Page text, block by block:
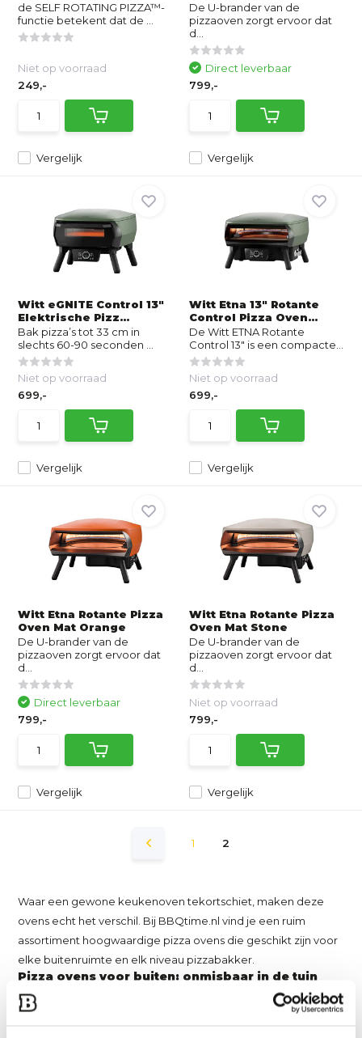
de SELF ROTATING PIZZA™-
functie betekent dat de ...
Vergelijk
Niet op voorraad
249,-
De U-brander van de
pizzaoven zorgt ervoor dat
d...
Vergelijk
Direct leverbaar
799,-
Witt eGNITE Control 13"
Elektrische Pizz...
Bak pizza’s tot 33 cm in
slechts 60-90 seconden ...
Vergelijk
Niet op voorraad
699,-
Witt Etna 13" Rotante
Control Pizza Oven...
De Witt ETNA Rotante
Control 13" is een compacte...
Vergelijk
Niet op voorraad
699,-
Witt Etna Rotante Pizza
Oven Mat Orange
De U-brander van de
pizzaoven zorgt ervoor dat
d...
Vergelijk
Direct leverbaar
799,-
Witt Etna Rotante Pizza
Oven Mat Stone
De U-brander van de
pizzaoven zorgt ervoor dat
d...
Vergelijk
Niet op voorraad
799,-
1 2
Waar een gewone keukenoven tekortschiet, maken deze
ovens echt het verschil. Bij BBQtime.nl vind je een ruim
assortiment hoogwaardige pizza ovens die geschikt zijn voor
elke buitenruimte en elk niveau pizzabakker.
Pizza ovens voor buiten: onmisbaar in de tuin
Pizza ovens voor buiten maken van jouw tuin of terras een